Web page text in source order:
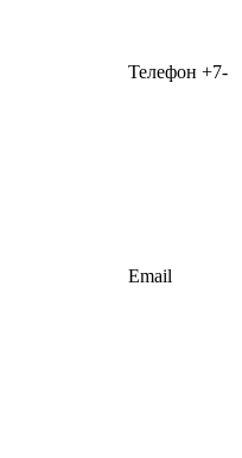
Телефон +7-
Email